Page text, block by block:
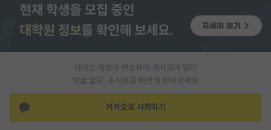
홍보 게시판
커리어
유학교육
반도체 아카데미
카카오 계정과 연동하여 게시글에 달린
댓글 알람, 소식등을 빠르게 받아보세요
카카오로 시작하기